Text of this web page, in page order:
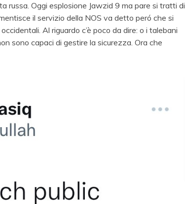
russa. Oggi esplosione Jawzid 9 ma pare si tratti di
il servizio della NOS va detto peró che si
Al riguardo c’è poco da dire: o i talebani
sono capaci di gestire la sicurezza. Ora che